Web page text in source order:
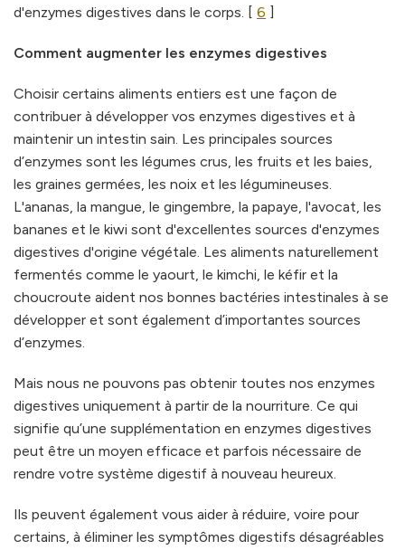
d'enzymes digestives dans le corps. [ 6 ]
Comment augmenter les enzymes digestives
Choisir certains aliments entiers est une façon de
contribuer à développer vos enzymes digestives et à
maintenir un intestin sain. Les principales sources
d’enzymes sont les légumes crus, les fruits et les baies,
les graines germées, les noix et les légumineuses.
L'ananas, la mangue, le gingembre, la papaye, l'avocat, les
bananes et le kiwi sont d'excellentes sources d'enzymes
digestives d'origine végétale. Les aliments naturellement
fermentés comme le yaourt, le kimchi, le kéfir et la
choucroute aident nos bonnes bactéries intestinales à se
développer et sont également d’importantes sources
d’enzymes.
Mais nous ne pouvons pas obtenir toutes nos enzymes
digestives uniquement à partir de la nourriture. Ce qui
signifie qu’une supplémentation en enzymes digestives
peut être un moyen efficace et parfois nécessaire de
rendre votre système digestif à nouveau heureux.
Ils peuvent également vous aider à réduire, voire pour
certains, à éliminer les symptômes digestifs désagréables